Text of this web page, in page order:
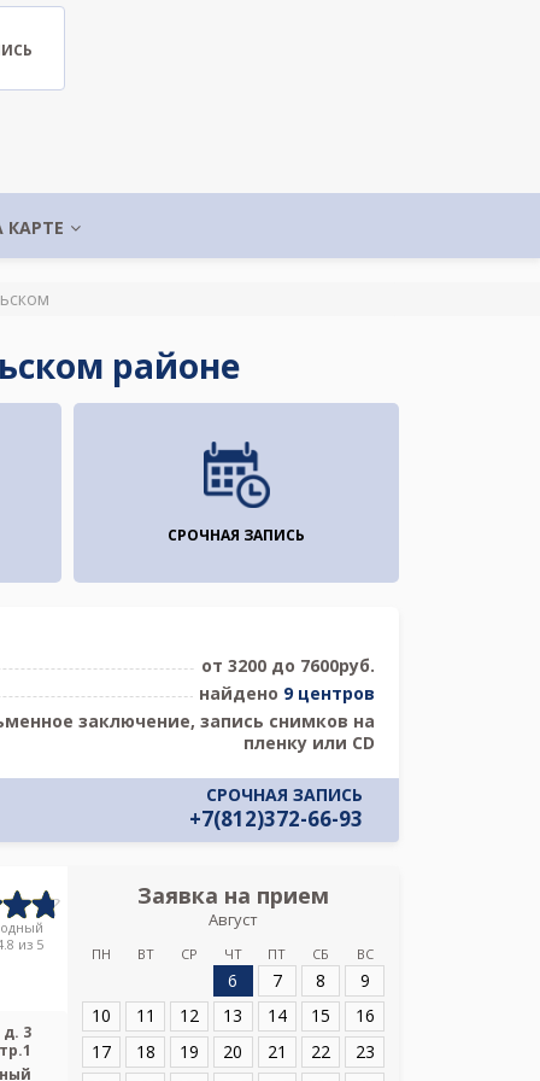
КАРТЕ
районе
СРОЧНАЯ ЗАПИСЬ
от 3200 до 7600руб.
найдено 9 центров
заключение, запись снимков на
пленку или CD
СРОЧНАЯ ЗАПИСЬ
+7(812)372-66-93
из 5
3
Заявка на прием
Август
ПН ВТ СР ЧТ ПТ СБ ВС
6 7 8
9
10
11 12 13 14 15
16
17
18 19 20 21 22
23